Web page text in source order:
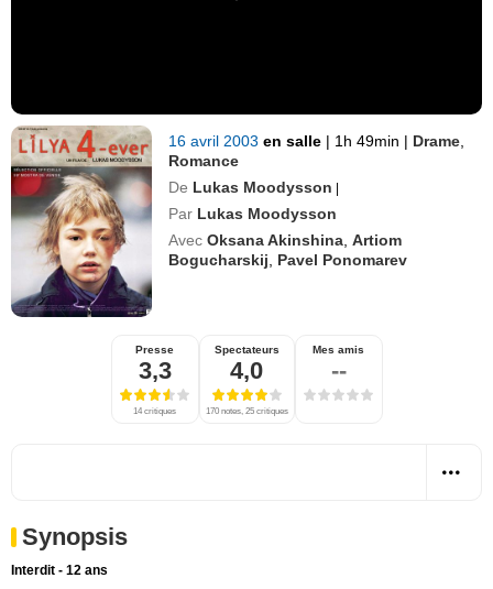
16 avril 2003en salle | 1h 49min | Drame
Romance
De Lukas Moodysson |
Par Lukas Moodysson
Avec Oksana Akinshina ,Artiom
Bogucharskij
Pavel Ponomarev
Presse
3,3
14 critiques
Spectateurs
4,0
170 notes, 25 critiques
Mes amis
--
Synopsis
Interdit - 12 ans